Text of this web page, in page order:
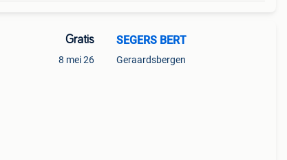
Gratis
8 mei 26
SEGERS BERT
Geraardsbergen